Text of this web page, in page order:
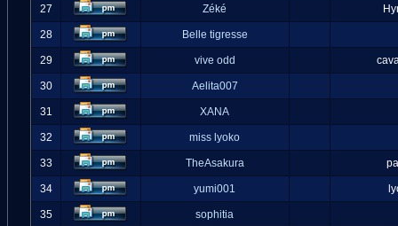
27 Zéké
28 Belle tigresse
29 vive odd
30 Aelita007
31 XANA
32 miss lyoko
33 TheAsakura
34 yumi001
35 sophitia